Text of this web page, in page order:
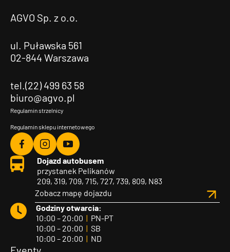
AGVO Sp. z o.o.
ul. Puławska 561
02-844 Warszawa
tel.(22) 499 63 58
biuro@agvo.pl
Regulamin strzelnicy
Regulamin sklepu internetowego
Agvo
Facebook
Agvo
Instagram
Agvo
YouTube
Dojazd autobusem
przystanek Pelikanów
209, 319, 709, 715, 727, 739, 809, N83
Zobacz mapę dojazdu
Godziny otwarcia:
10:00 – 20:00 | PN-PT
10:00 – 20:00 | SB
10:00 – 20:00 | ND